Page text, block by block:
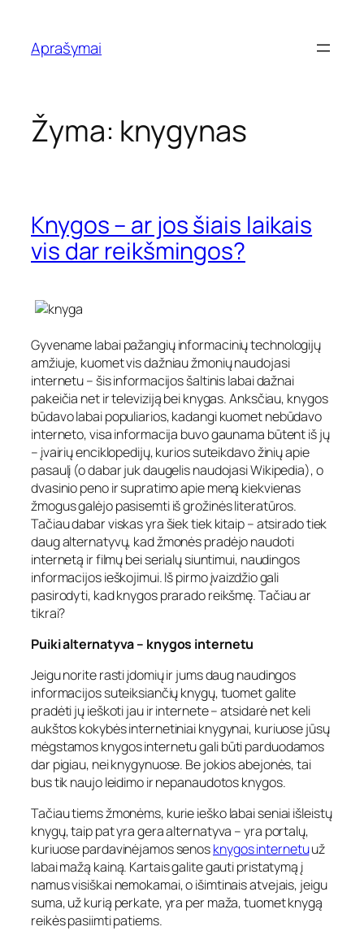
turinio
Aprašymai
Žyma: knygynas
Knygos – ar jos šiais laikais
vis dar reikšmingos?
Gyvename labai pažangių informacinių technologijų
amžiuje, kuomet vis dažniau žmonių naudojasi
internetu – šis informacijos šaltinis labai dažnai
pakeičia net ir televiziją bei knygas. Anksčiau, knygos
būdavo labai populiarios, kadangi kuomet nebūdavo
interneto, visa informacija buvo gaunama būtent iš jų
– įvairių enciklopedijų, kurios suteikdavo žinių apie
pasaulį (o dabar juk daugelis naudojasi Wikipedia), o
dvasinio peno ir supratimo apie meną kiekvienas
žmogus galėjo pasisemti iš grožinės literatūros.
Tačiau dabar viskas yra šiek tiek kitaip – atsirado tiek
daug alternatyvų, kad žmonės pradėjo naudoti
internetą ir filmų bei serialų siuntimui, naudingos
informacijos ieškojimui. Iš pirmo įvaizdžio gali
pasirodyti, kad knygos prarado reikšmę. Tačiau ar
tikrai?
Puiki alternatyva – knygos internetu
Jeigu norite rasti įdomių ir jums daug naudingos
informacijos suteiksiančių knygų, tuomet galite
pradėti jų ieškoti jau ir internete – atsidarė net keli
aukštos kokybės internetiniai knygynai, kuriuose jūsų
mėgstamos knygos internetu gali būti parduodamos
dar pigiau, nei knygynuose. Be jokios abejonės, tai
bus tik naujo leidimo ir nepanaudotos knygos.
Tačiau tiems žmonėms, kurie ieško labai seniai išleistų
knygų, taip pat yra gera alternatyva – yra portalų,
kuriuose pardavinėjamos senosknygos internetuuž
labai mažą kainą. Kartais galite gauti pristatymą į
namus visiškai nemokamai, o išimtinais atvejais, jeigu
suma, už kurią perkate, yra per maža, tuomet knygą
reikės pasiimti patiems.